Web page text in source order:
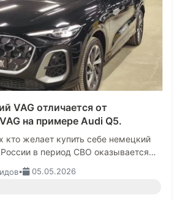
VAG отличается от
на примере Audi Q5.
кто желает купить себе немецкий
в период СВО оказывается
многочисленных автосалонах по
…
•
05.05.2026